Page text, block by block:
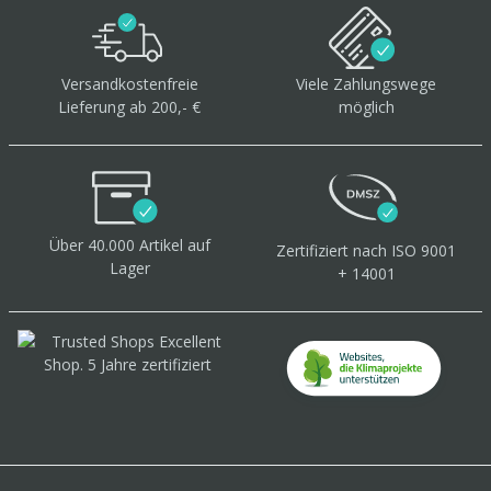
Versandkostenfreie
Lieferung ab 200,- €
Viele Zahlungswege
möglich
Über 40.000 Artikel auf
Lager
Zertifiziert nach ISO 9001
+ 14001